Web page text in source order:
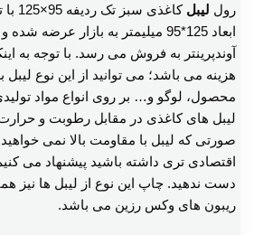
رول لیبل
ابعاد 125*95 میلیمتر به بازار عرضه
آوندپرینتر به فروش می رسد. با توجه به
هزینه می باشد؛ می توانید از این نوع لیبل
محصول، لوگو و… بر روی انواع مواد
لیبل های کاغذی در مقابل رطوبت و حرارت
صورتی که لیبل با مقاومت بالا نمی
اقتصادی تری داشته باشید پیشنهاد می
دست ندهید. چاپ این نوع از لیبل ها نیز
ریبون های وکس رزین می باشد.